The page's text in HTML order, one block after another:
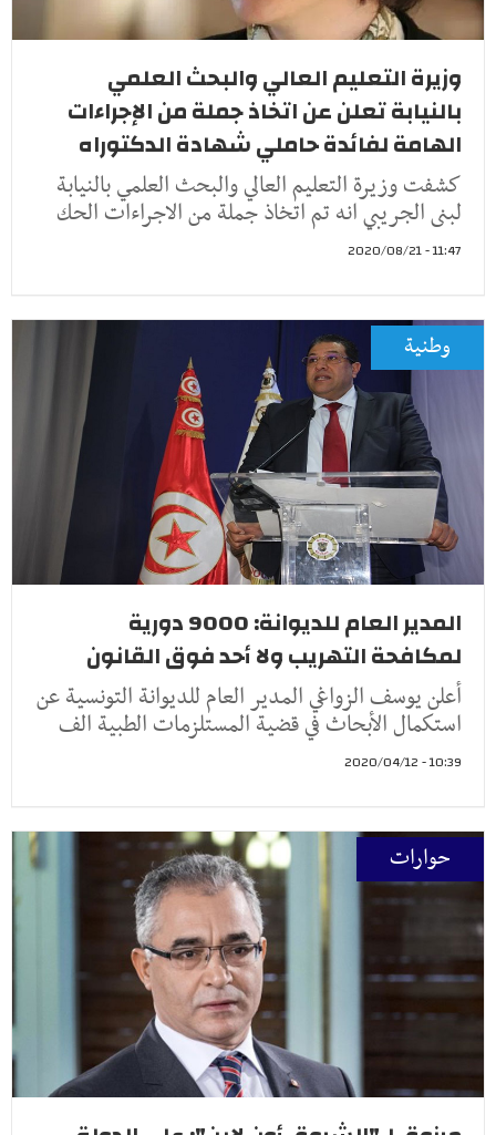
وزيرة التعليم العالي والبحث العلمي
بالنيابة تعلن عن اتخاذ جملة من الإجراءات
الهامة لفائدة حاملي شهادة الدكتوراه
كشفت وزيرة التعليم العالي والبحث العلمي بالنيابة
لبنى الجريبي انه تم اتخاذ جملة من الاجراءات الحك
11:47 - 2020/08/21
وطنية
المدير العام للديوانة: 9000 دورية
لمكافحة التهريب ولا أحد فوق القانون
أعلن يوسف الزواغي المدير العام للديوانة التونسية عن
استكمال الأبحاث في قضية المستلزمات الطبية الف
10:39 - 2020/04/12
حوارات